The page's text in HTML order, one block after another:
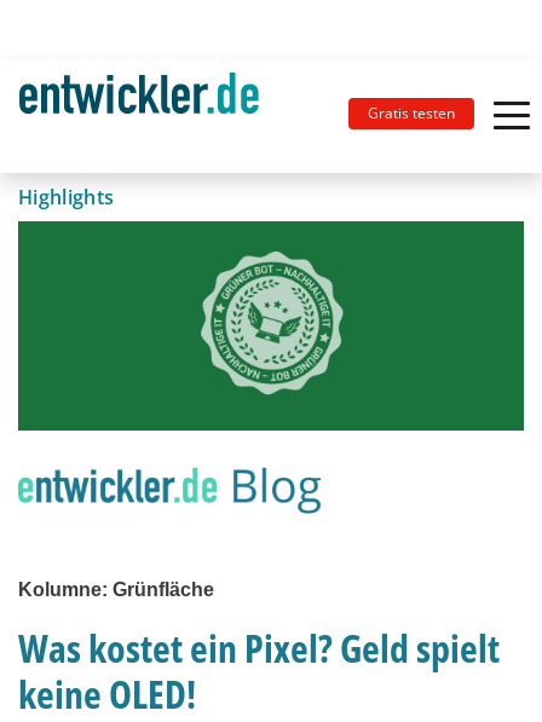
Gratis testen
Highlights
Kolumne: Grünfläche
Was kostet ein Pixel? Geld spielt
keine OLED!